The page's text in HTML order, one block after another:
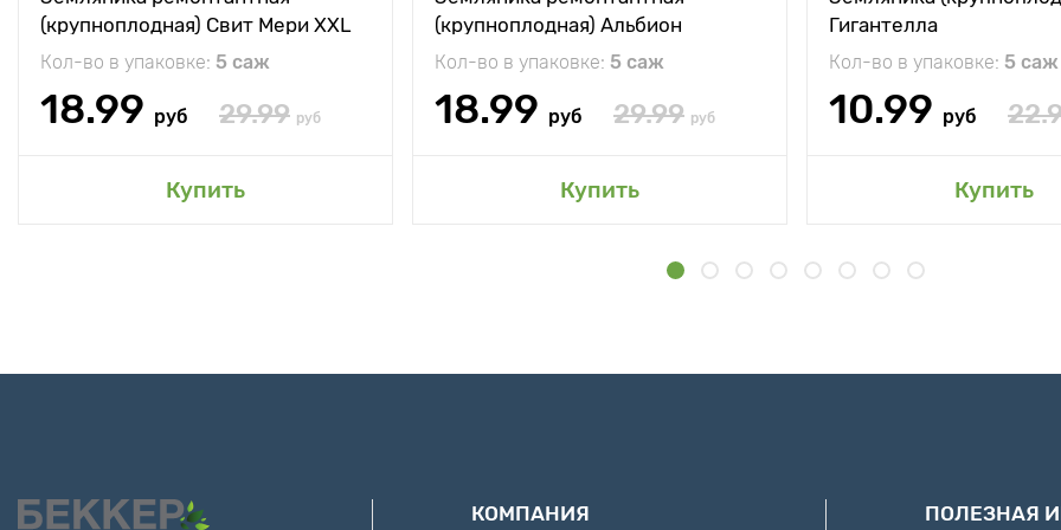
(крупноплодная) Свит Мери XXL
Кол-во в упаковке: 5 саж
18.99 руб 29.99 руб
Купить
(крупноплодная) Альбион
Кол-во в упаковке: 5 саж
18.99 руб 29.99 руб
Купить
Гигантелла
Кол-во в упаковке: 5 саж
10.99 руб
Купить
КОМПАНИЯ ПОЛЕЗНАЯ